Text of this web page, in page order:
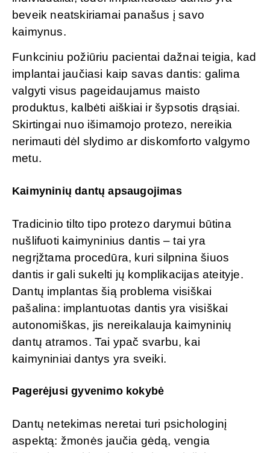
beveik neatskiriamai panašus į savo
kaimynus.
Funkciniu požiūriu pacientai dažnai teigia, kad
implantai jaučiasi kaip savas dantis: galima
valgyti visus pageidaujamus maisto
produktus, kalbėti aiškiai ir šypsotis drąsiai.
Skirtingai nuo išimamojo protezo, nereikia
nerimauti dėl slydimo ar diskomforto valgymo
metu.
Kaimyninių dantų apsaugojimas
Tradicinio tilto tipo protezo darymui būtina
nušlifuoti kaimyninius dantis – tai yra
negrįžtama procedūra, kuri silpnina šiuos
dantis ir gali sukelti jų komplikacijas ateityje.
Dantų implantas šią problema visiškai
pašalina: implantuotas dantis yra visiškai
autonomiškas, jis nereikalauja kaimyninių
dantų atramos. Tai ypač svarbu, kai
kaimyniniai dantys yra sveiki.
Pagerėjusi gyvenimo kokybė
Dantų netekimas neretai turi psichologinį
aspektą: žmonės jaučia gėdą, vengia